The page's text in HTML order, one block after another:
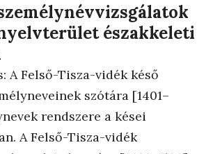
északkeleti
A Felső-Tisza-vidék késő
szótára [1401–
rendszere a kései
A Felső-Tisza-vidék